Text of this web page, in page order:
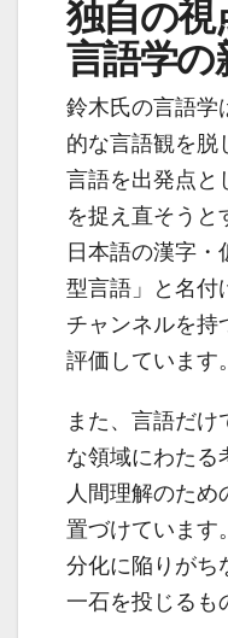
独自の視
言語学の
鈴木氏の言語学
的な言語観を脱
言語を出発点と
を捉え直そうと
日本語の漢字
型言語」と名付
チャンネルを持
評価しています。
また、言語だけ
な領域にわたる
人間理解のため
置づけています
分化に陥りがち
一石を投じるも